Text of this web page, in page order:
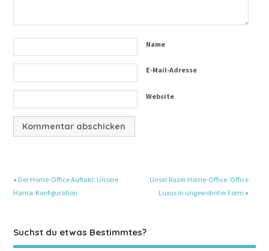
Name
E-Mail-Adresse
Website
« Der Home-Office Auftakt: Unsere
Hama-Konfiguration
Unser Razer Home-Office: Office
Luxus in ungewohnter Form »
Suchst du etwas Bestimmtes?